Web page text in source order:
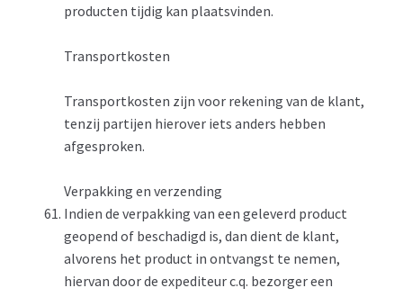
producten tijdig kan plaatsvinden.
Transportkosten
Transportkosten zijn voor rekening van de klant,
tenzij partijen hierover iets anders hebben
afgesproken.
Verpakking en verzending
Indien de verpakking van een geleverd product
geopend of beschadigd is, dan dient de klant,
alvorens het product in ontvangst te nemen,
hiervan door de expediteur c.q. bezorger een